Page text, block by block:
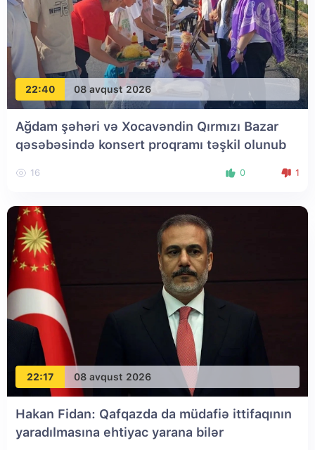
22:40 08 avqust 2026
Ağdam şəhəri və Xocavəndin Qırmızı Bazar
qəsəbəsində konsert proqramı təşkil olunub
16 0 1
22:17 08 avqust 2026
Hakan Fidan: Qafqazda da müdafiə ittifaqının
yaradılmasına ehtiyac yarana bilər